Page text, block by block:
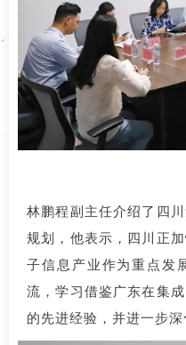
林鹏程副主任介绍了四
规划，他表示，四川正
子信息产业作为重点发
流，学习借鉴广东在集
的先进经验，并进一步深